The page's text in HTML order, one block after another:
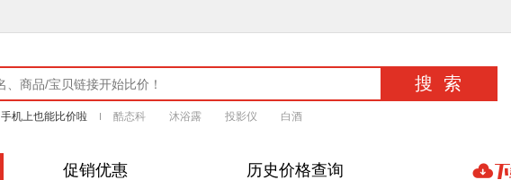
手机上也能比价啦 酷态科 沐浴露 投影仪 白酒
促销优惠 历史价格查询